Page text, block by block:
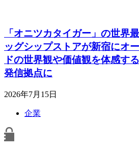
「オニツカタイガー」の世界
ッグシップストアが新宿に
ドの世界観や価値観を体感す
発信拠点に
2026年7月15日
企業